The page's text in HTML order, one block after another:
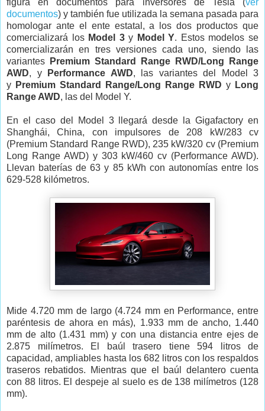
documentos) y también fue utilizada la semana pasada para
homologar ante el ente estatal, a los dos productos que
comercializará losModel 3y Model Y. Estos modelos se
comercializarán en tres versiones cada uno, siendo las
variantes
Premium Standard Range RWD/Long Range
AWD, yPerformance AWD, las variantes del Model 3
y Premium Standard Range/Long Range RWD y Long
Range AWD, las del Model Y.
En el caso del Model 3 llegará desde la Gigafactory en
Shanghái, China, con impulsores de 208 kW/283 cv
(Premium Standard Range RWD), 235 kW/320 cv (Premium
Long Range AWD) y 303 kW/460 cv (Performance AWD).
Llevan baterías de 63 y 85 kWh con autonomías entre los
629-528 kilómetros.
Mide 4.720 mm de largo (4.724 mm en Performance, entre
paréntesis de ahora en más), 1.933 mm de ancho, 1.440
mm de alto (1.431 mm) y con una distancia entre ejes de
2.875 milímetros. El baúl trasero tiene 594 litros de
capacidad, ampliables hasta los 682 litros con los respaldos
traseros rebatidos. Mientras que el baúl delantero cuenta
con 88 litros. El despeje al suelo es de 138 milímetros (128
mm).